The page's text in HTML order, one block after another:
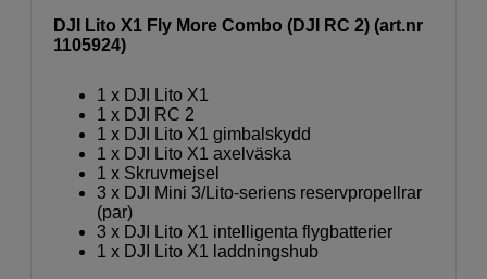
DJI Lito X1 Fly More Combo (DJI RC 2) (art.nr
1105924)
1 x DJI Lito X1
1 x DJI RC 2
1 x DJI Lito X1 gimbalskydd
1 x DJI Lito X1 axelväska
1 x Skruvmejsel
3 x DJI Mini 3/Lito-seriens reservpropellrar
(par)
3 x DJI Lito X1 intelligenta flygbatterier
1 x DJI Lito X1 laddningshub